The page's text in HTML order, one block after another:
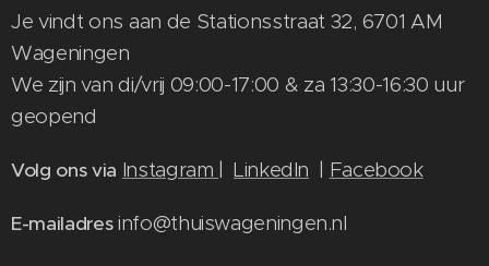
Je vindt ons aan de Stationsstraat 32, 6701 AM
Wageningen
We zijn van di/vrij 09:00-17:00 & za 13:30-16:30 uur
geopend
Volg ons via Instagram |LinkedIn | Facebook
E-mailadresinfo@thuiswageningen.nl